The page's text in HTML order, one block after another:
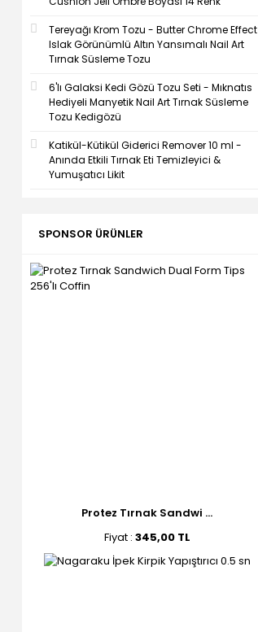
Tereyağı Krom Tozu - Butter Chrome Effect
Islak Görünümlü Altın Yansımalı Nail Art
Tırnak Süsleme Tozu
6'lı Galaksi Kedi Gözü Tozu Seti - Mıknatıs
Hediyeli Manyetik Nail Art Tırnak Süsleme
Tozu Kedigözü
Katikül-Kütikül Giderici Remover 10 ml -
Anında Etkili Tırnak Eti Temizleyici &
Yumuşatıcı Likit
SPONSOR ÜRÜNLER
Protez Tırnak Sandwi ...
Fiyat : 345,00 TL